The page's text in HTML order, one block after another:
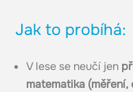
Jak to probíhá:
V lese se neučí jen
matematika